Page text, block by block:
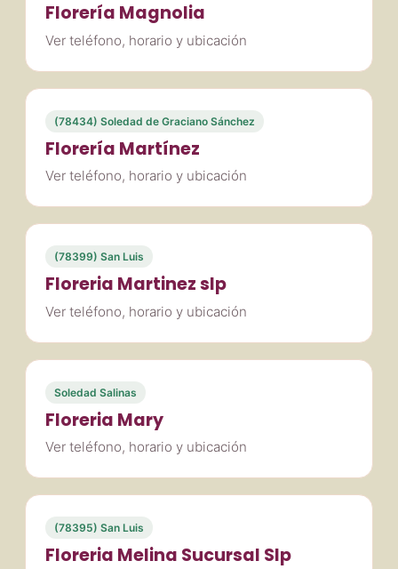
Florería Magnolia
Ver teléfono, horario y ubicación
(78434) Soledad de Graciano Sánchez
Florería Martínez
Ver teléfono, horario y ubicación
(78399) San Luis
Floreria Martinez slp
Ver teléfono, horario y ubicación
Soledad Salinas
Floreria Mary
Ver teléfono, horario y ubicación
(78395) San Luis
Floreria Melina Sucursal Slp